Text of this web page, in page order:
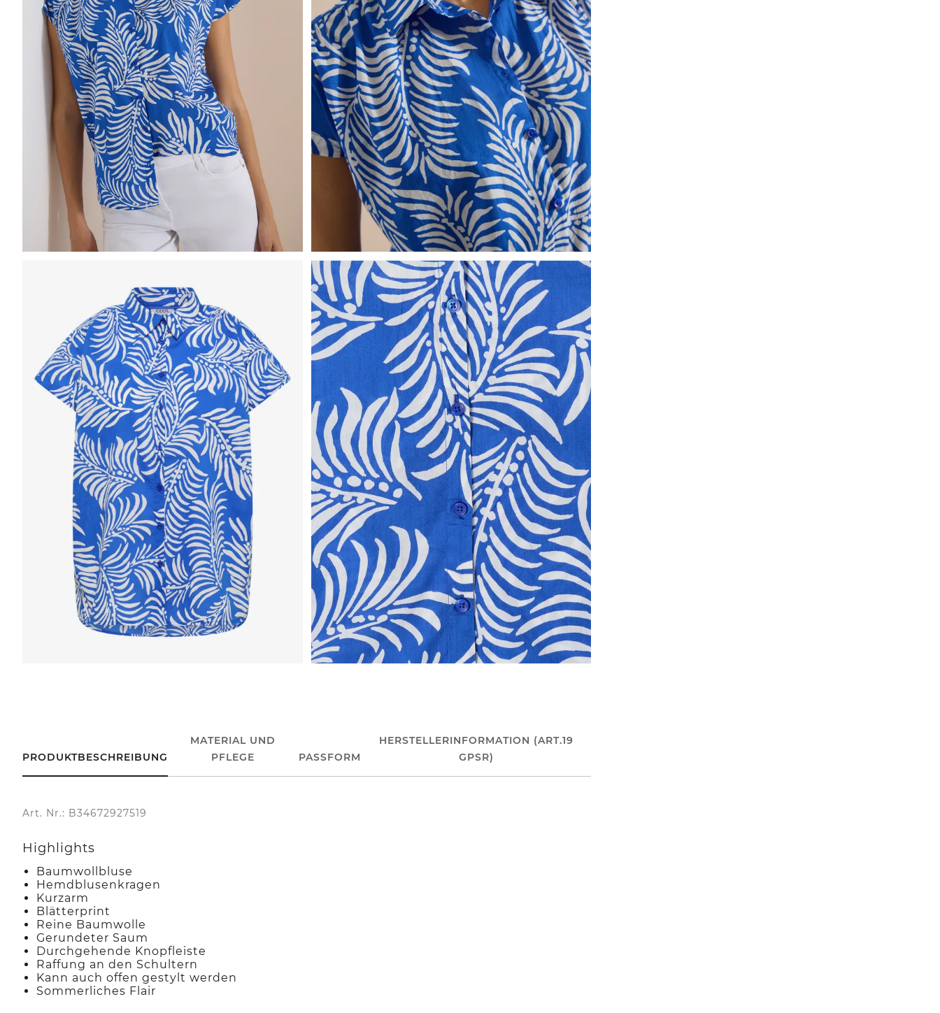
PRODUKTBESCHREIBUNG
MATERIAL UND
PFLEGE
PASSFORM
HERSTELLERINFORMATION (ART.19
GPSR)
Art. Nr.: B34672927519
Highlights
Baumwollbluse
Hemdblusenkragen
Kurzarm
Blätterprint
Reine Baumwolle
Gerundeter Saum
Durchgehende Knopfleiste
Raffung an den Schultern
Kann auch offen gestylt werden
Sommerliches Flair